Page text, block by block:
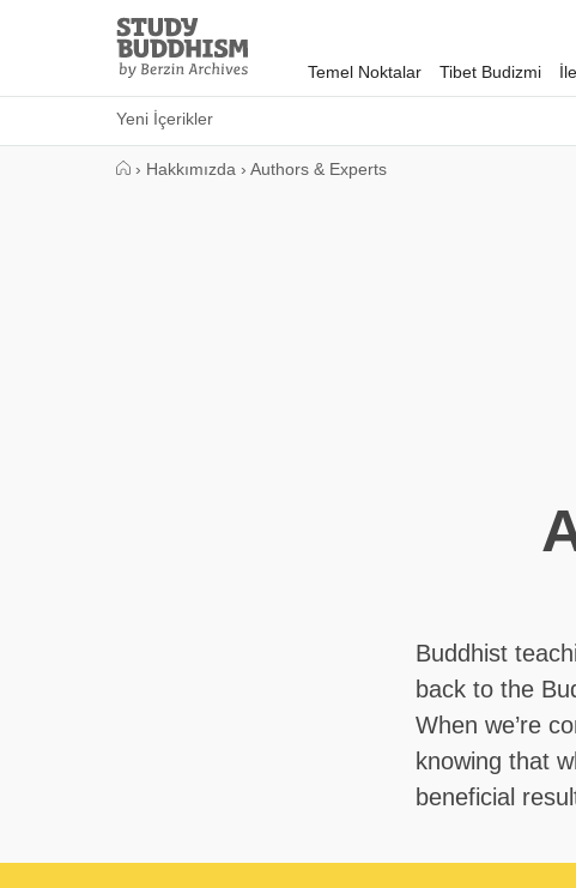
Study
Buddhism
Home
Temel Noktalar Tibet Budizmi
Yeni İçerikler
› Hakkımızda › Authors & Experts
Buddhist
back to the
When we’re
knowing that
beneficial